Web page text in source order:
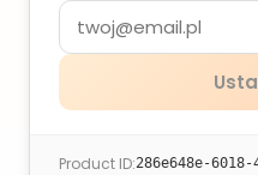
Product ID:286e648e-6018-